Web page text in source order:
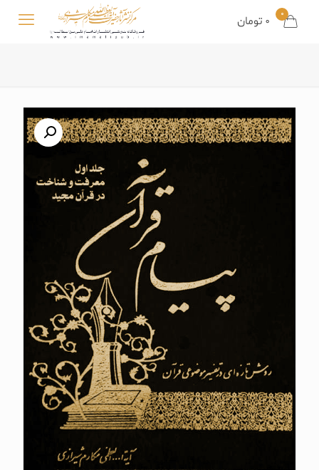
0 0 تومان